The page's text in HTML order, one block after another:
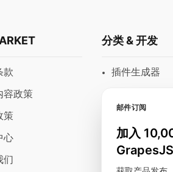
款
容政策
策
心
们
分类 & 开发
插件生成器
邮件模板
建站工具
邮件订阅
加入
GrapesJS